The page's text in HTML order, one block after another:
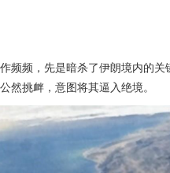
频频，先是暗杀了伊朗境内的关
然挑衅，意图将其逼入绝境。